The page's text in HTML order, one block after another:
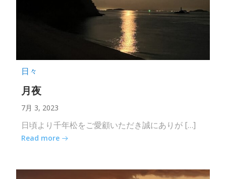
日々
月夜
7月 3, 2023
日頃より千年松をご愛顧いただき誠にありが […]
Read more